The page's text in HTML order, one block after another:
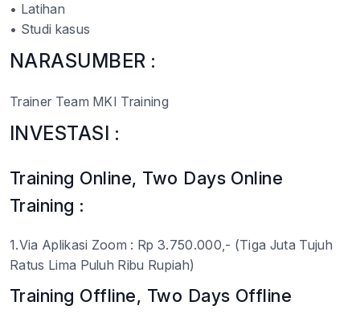
• Latihan
• Studi kasus
NARASUMBER :
Trainer Team MKI Training
INVESTASI :
Training Online, Two Days Online
Training :
1.Via Aplikasi Zoom : Rp 3.750.000,- (Tiga Juta Tujuh
Ratus Lima Puluh Ribu Rupiah)
Training Offline, Two Days Offline